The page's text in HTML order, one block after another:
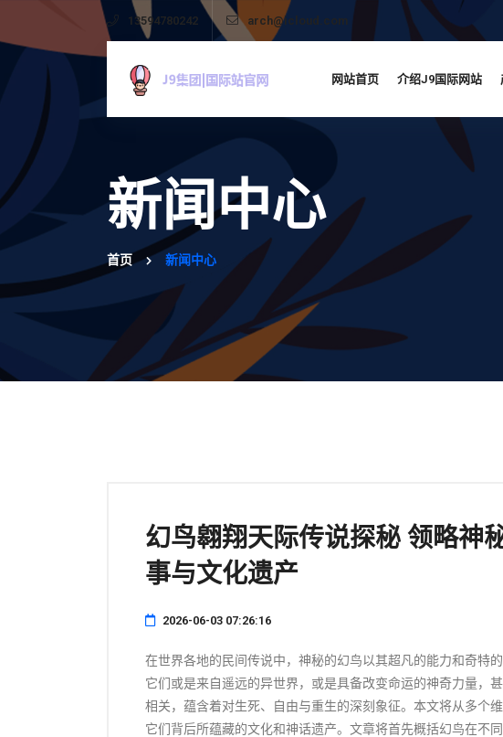
13594780242 arch@icloud.com
网站首页 介绍J9国际网站
新闻中心
首页 新闻中心
幻鸟翱翔天际传说探秘 领略神
事与文化遗产
2026-06-03 07:26:16
在世界各地的民间传说中，神秘的幻鸟以其超凡的能力和奇特
它们或是来自遥远的异世界，或是具备改变命运的神奇力量，
相关，蕴含着对生死、自由与重生的深刻象征。本文将从多个
它们背后所蕴藏的文化和神话遗产。文章将首先概括幻鸟在不